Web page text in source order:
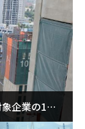
企業の1割